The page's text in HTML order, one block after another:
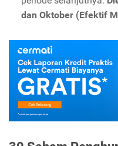
dan Oktober (Efektif